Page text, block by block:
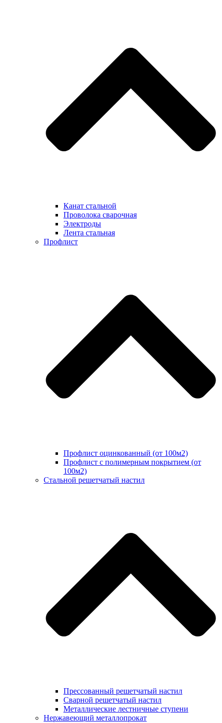
Канат стальной
Проволока сварочная
Электроды
Лента стальная
Профлист
Профлист оцинкованный (от 100м2)
Профлист с полимерным покрытием (от
100м2)
Стальной решетчатый настил
Прессованный решетчатый настил
Сварной решетчатый настил
Металлические лестничные ступени
Нержавеющий металлопрокат